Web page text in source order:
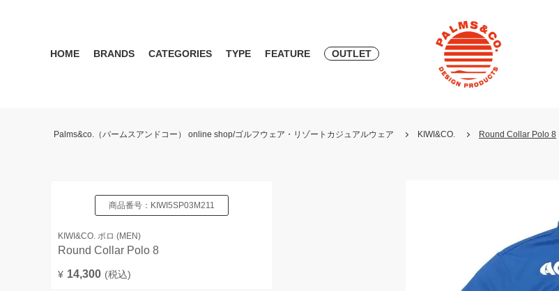
HOME BRANDS CATEGORIES TYPE FEATURE OUTLET
Palms&co.（パームスアンドコー） online shop/ゴルフウェア・リゾートカジュアルウェア KIWI&CO. Round Collar Polo 8
商品番号： KIWI5SP03M211
KIWI&CO. ポロ (MEN)
Round Collar Polo 8
¥ 14,300 (税込)